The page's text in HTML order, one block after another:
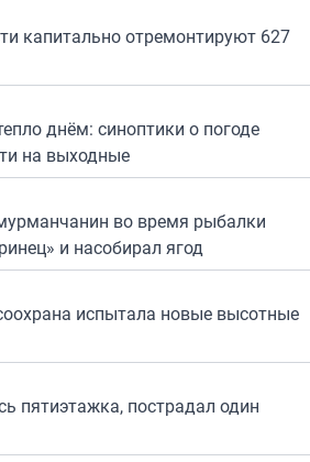
капитально отремонтируют 627
днём: синоптики о погоде
на выходные
во время рыбалки
и насобирал ягод
испытала новые высотные
пятиэтажка, пострадал один